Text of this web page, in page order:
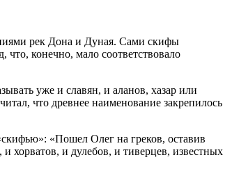
рек Дона и Дуная. Сами скифы
что, конечно, мало соответствовало
уже и славян, и аланов, хазар или
что древнее наименование закрепилось
«Пошел Олег на греков, оставив
хорватов, и дулебов, и тиверцев, известных